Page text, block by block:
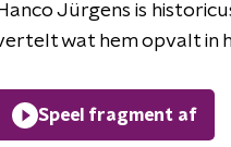
Jürgens is
wat hem opvalt in
Speel fragment af